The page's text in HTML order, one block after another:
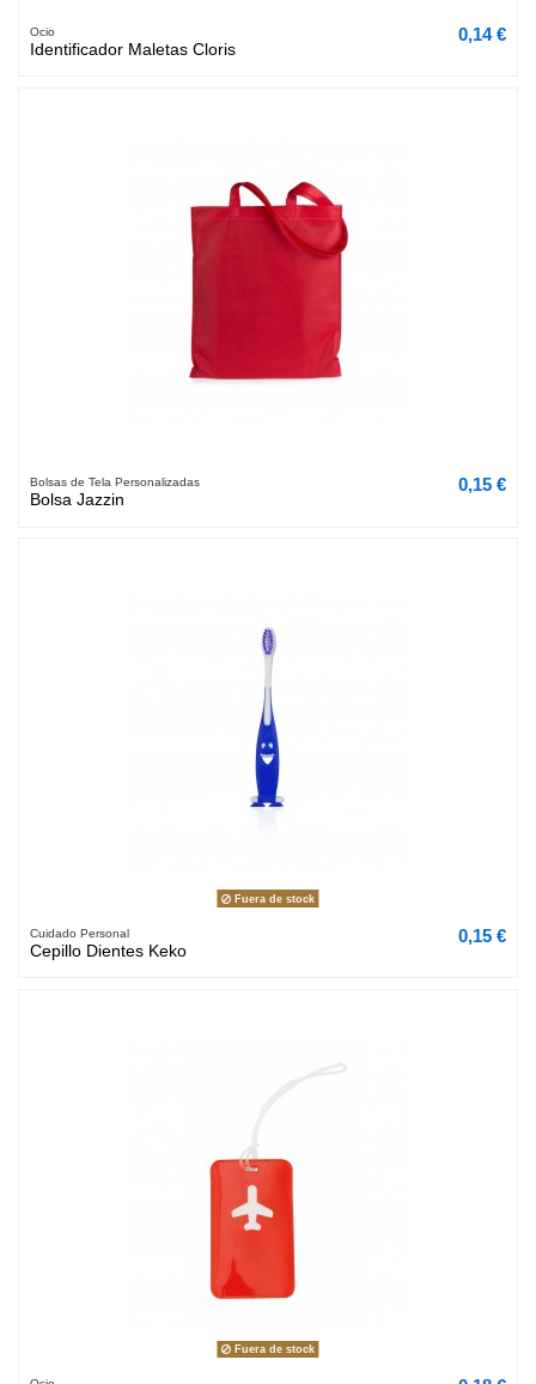
Ocio
Identificador Maletas Cloris
0,14 €
Bolsas de Tela Personalizadas
Bolsa Jazzin
0,15 €
Fuera de stock
Cuidado Personal
Cepillo Dientes Keko
0,15 €
Fuera de stock